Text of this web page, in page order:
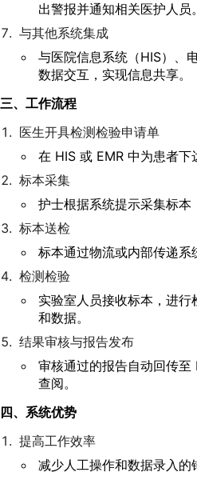
出警报并通知相关医护人员。
与其他系统集成
与医院信息系统（HIS）、
数据交互，实现信息共享。
三、工作流程
医生开具检测检验申请单
在 HIS 或 EMR 中为患者下
标本采集
护士根据系统提示采集标本
标本送检
标本通过物流或内部传递系
检测检验
实验室人员接收标本，进
和数据。
结果审核与报告发布
审核通过的报告自动回传
查阅。
四、系统优势
提高工作效率
减少人工操作和数据录入的